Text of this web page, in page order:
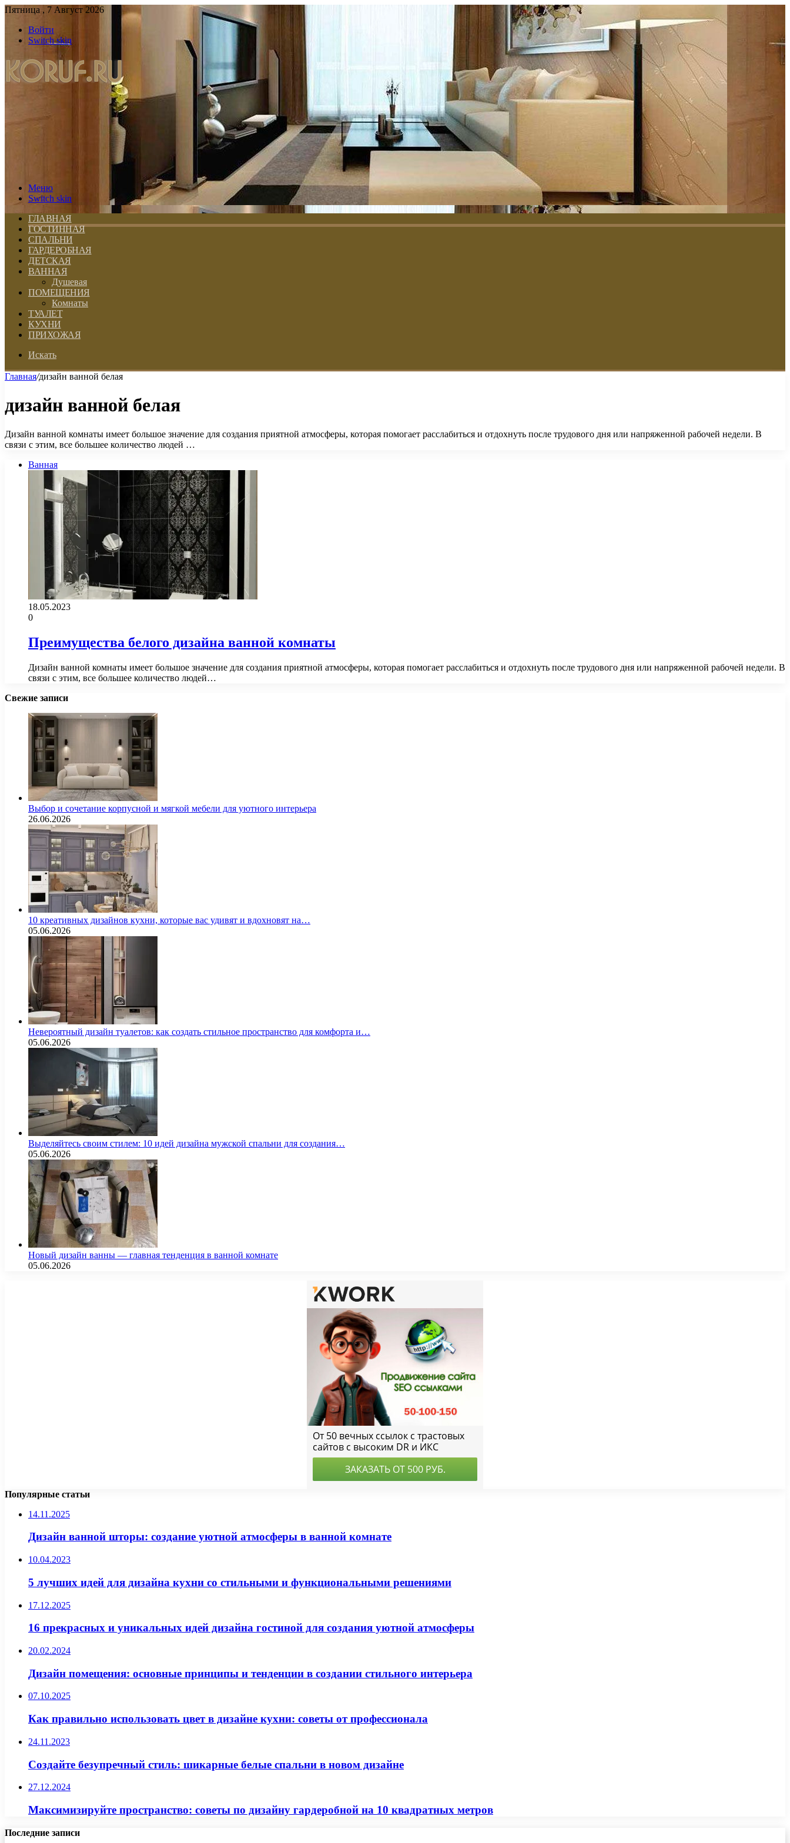
Пятница , 7 Август 2026
Войти
Switch skin
Меню
Switch skin
ГЛАВНАЯ
ГОСТИННАЯ
СПАЛЬНИ
ГАРДЕРОБНАЯ
ДЕТСКАЯ
ВАННАЯ
Душевая
ПОМЕЩЕНИЯ
Комнаты
ТУАЛЕТ
КУХНИ
ПРИХОЖАЯ
Искать
Главная/дизайн ванной белая
дизайн ванной белая
Дизайн ванной комнаты имеет большое значение для создания приятной атмосферы, которая помогает расслабиться и отдохнуть после трудового дня или напряженной рабочей недели. В
связи с этим, все большее количество людей …
Ванная
18.05.2023
0
Преимущества белого дизайна ванной комнаты
Дизайн ванной комнаты имеет большое значение для создания приятной атмосферы, которая помогает расслабиться и отдохнуть после трудового дня или напряженной рабочей недели. В
связи с этим, все большее количество людей…
Свежие записи
Выбор и сочетание корпусной и мягкой мебели для уютного интерьера
26.06.2026
10 креативных дизайнов кухни, которые вас удивят и вдохновят на…
05.06.2026
Невероятный дизайн туалетов: как создать стильное пространство для комфорта и…
05.06.2026
Выделяйтесь своим стилем: 10 идей дизайна мужской спальни для создания…
05.06.2026
Новый дизайн ванны — главная тенденция в ванной комнате
05.06.2026
Популярные статьи
14.11.2025
Дизайн ванной шторы: создание уютной атмосферы в ванной комнате
10.04.2023
5 лучших идей для дизайна кухни со стильными и функциональными решениями
17.12.2025
16 прекрасных и уникальных идей дизайна гостиной для создания уютной атмосферы
20.02.2024
Дизайн помещения: основные принципы и тенденции в создании стильного интерьера
07.10.2025
Как правильно использовать цвет в дизайне кухни: советы от профессионала
24.11.2023
Создайте безупречный стиль: шикарные белые спальни в новом дизайне
27.12.2024
Максимизируйте пространство: советы по дизайну гардеробной на 10 квадратных метров
Последние записи